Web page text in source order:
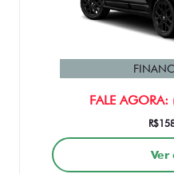
FASTBACK IMPETUS